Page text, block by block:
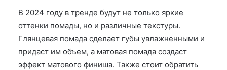
В 2024 году в тренде будут не только яркие
оттенки помады, но и различные текстуры.
Глянцевая помада сделает губы увлажненными и
придаст им объем, а матовая помада создаст
эффект матового финиша. Также стоит обратить